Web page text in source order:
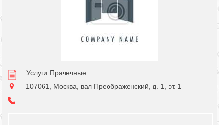
Услуги Прачечные
107061, Москва, вал Преображенский, д. 1, эт. 1